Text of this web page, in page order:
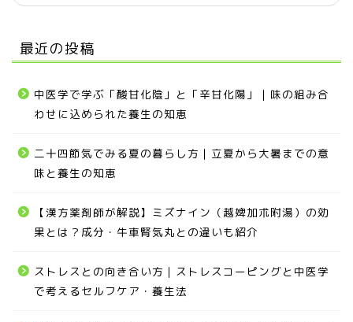
最近の投稿
中医学で学ぶ「酸甘化陰」と「辛甘化陽」｜味の組み合
わせに込められた養生の知恵
二十四節気でみる夏の暮らし方｜立夏から大暑までの意
味と養生の知恵
【漢方薬剤師が解説】ミズナイン（越婢加朮附湯）の効
果とは？成分・牛車腎気丸との違いも紹介
ストレスとの向き合い方｜ストレスコーピングと中医学
で考えるセルフケア・養生法